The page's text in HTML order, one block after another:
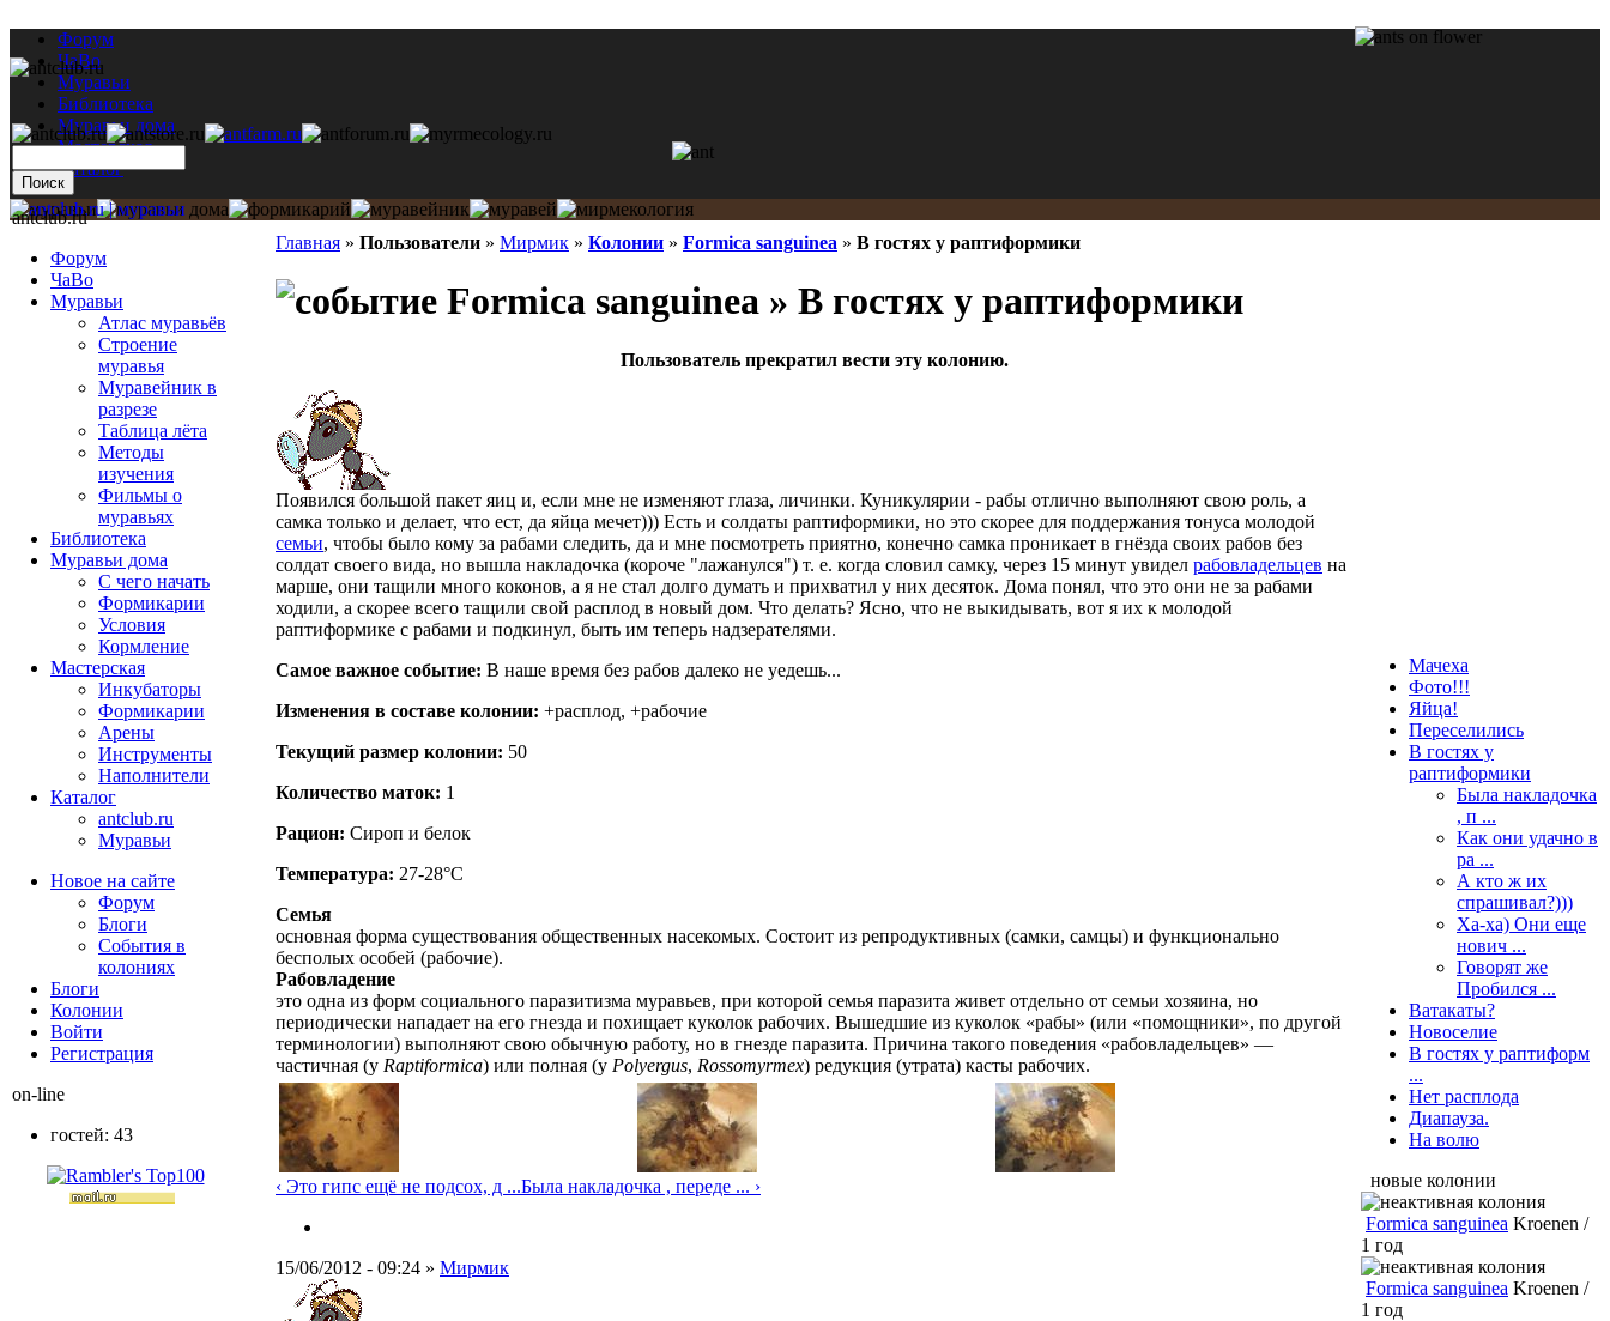
Форум
ЧаВо
Муравьи
Библиотека
Муравьи дома
Мастерская
Каталог
Главная » Пользователи » Мирмик » Колонии » Formica sanguinea » В гостях у раптиформики
Formica sanguinea » В гостях у раптиформики
Пользователь прекратил вести эту колонию.
Появился большой пакет яиц и, если мне не изменяют глаза, личинки. Куникулярии - рабы отлично выполняют свою роль, а
самка только и делает, что ест, да яйца мечет))) Есть и солдаты раптиформики, но это скорее для поддержания тонуса молодой
семьи, чтобы было кому за рабами следить, да и мне посмотреть приятно, конечно самка проникает в гнёзда своих рабов без
солдат своего вида, но вышла накладочка (короче "лажанулся") т. е. когда словил самку, через 15 минут увидел рабовладельцев на
марше, они тащили много коконов, а я не стал долго думать и прихватил у них десяток. Дома понял, что это они не за рабами
ходили, а скорее всего тащили свой расплод в новый дом. Что делать? Ясно, что не выкидывать, вот я их к молодой
раптиформике с рабами и подкинул, быть им теперь надзерателями.
Самое важное событие: В наше время без рабов далеко не уедешь...
Изменения в составе кoлонии: +расплод, +рабочие
Текущий размер кoлонии: 50
Количество маток: 1
Рацион: Сироп и белок
Температура: 27-28°C
Семья
основная форма существования общественных насекомых. Состоит из репродуктивных (самки, самцы) и функционально
бесполых особей (рабочие).
Рабовладение
это одна из форм социального паразитизма муравьев, при которой семья паразита живет отдельно от семьи хозяина, но
периодически нападает на его гнезда и похищает куколок рабочих. Вышедшие из куколок «рабы» (или «помощники», по другой
терминологии) выполняют свою обычную работу, но в гнезде паразита. Причина такого поведения «рабовладельцев» —
частичная (у Raptiformica) или полная (у Polyergus, Rossomyrmex) редукция (утрата) касты рабочих.
‹ Это гипс ещё не подсох, д ...Была накладочка , переде ... ›
15/06/2012 - 09:24 » Мирмик
antclub.ru
Форум
ЧаВо
Муравьи
Атлас муравьёв
Строение
муравья
Муравейник в
разрезе
Таблица лёта
Методы
изучения
Фильмы о
муравьях
Библиотека
Муравьи дома
С чего начать
Формикарии
Условия
Кормление
Мастерская
Инкубаторы
Формикарии
Арены
Инструменты
Наполнители
Каталог
antclub.ru
Муравьи
Новое на сайте
Форум
Блоги
События в
колониях
Блоги
Колонии
Войти
Peгиcтpaция
on-line
гостей: 43
Мачеха
Фото!!!
Яйца!
Переселились
В гостях у
раптиформики
Была накладочка
, п ...
Как они удачно в
ра ...
А кто ж их
спрашивал?)))
Ха-ха) Они еще
нович ...
Говорят же
Пробился ...
Ватакаты?
Новоселие
В гостях у раптиформ
...
Нет расплода
Диапауза.
На волю
новые колонии
Formica sanguinea Kroenen /
1 год
Formica sanguinea Kroenen /
1 год